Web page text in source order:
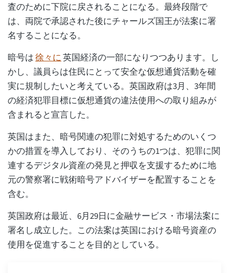
査のために下院に戻されることになる。最終段階で
は、両院で承認された後にチャールズ国王が法案に署
名することになる。
暗号は徐々に英国経済の一部になりつつあります。し
かし、議員らは住民にとって安全な仮想通貨活動を確
実に規制したいと考えている。英国政府は3月、3年間
の経済犯罪目標に仮想通貨の違法使用への取り組みが
含まれると宣言した。
英国はまた、暗号関連の犯罪に対処するためのいくつ
かの措置を導入しており、そのうちの1つは、犯罪に関
連するデジタル資産の発見と押収を支援するために地
元の警察署に戦術暗号アドバイザーを配置することを
含む。
英国政府は最近、6月29日に金融サービス・市場法案に
署名し成立した。この法案は英国における暗号資産の
使用を促進することを目的としている。